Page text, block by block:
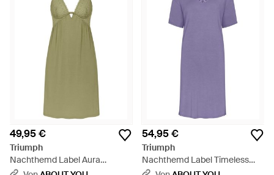
49,95 €
Triumph
Nachthemd Label Aura
Spotlight - Grün
54,95 €
Triumph
Nachthemd Label Timeless
Sensuality - Lila